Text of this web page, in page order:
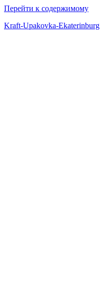
Перейти к содержимому
Kraft-Upakovka-Ekaterinburg